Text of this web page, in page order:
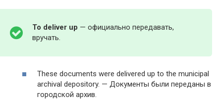
To deliv­er up — официально передавать,
вручать.
These doc­u­ments were deliv­ered up to the munic­i­pal
archival depos­i­to­ry. — Документы были переданы в
городской архив.